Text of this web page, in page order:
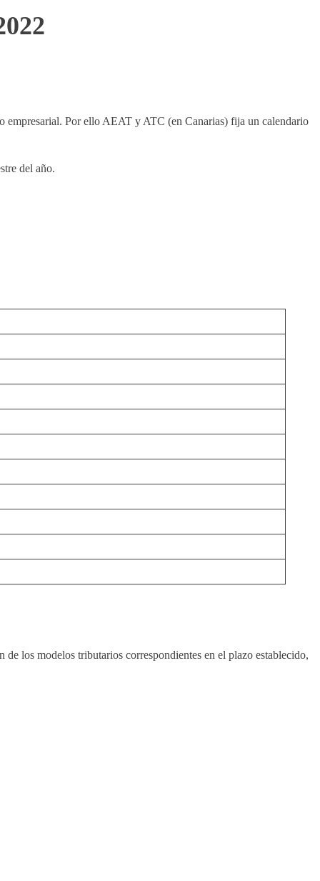
empresarial. Por ello AEAT y ATC (en Canarias) fija un calendario
del año.
los modelos tributarios correspondientes en el plazo establecido,